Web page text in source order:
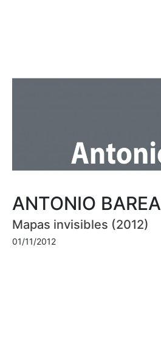
ANTONIO BAREA
Mapas invisibles (2012)
01/11/2012